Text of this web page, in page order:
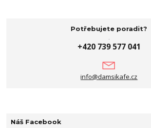
Potřebujete poradit?
+420 739 577 041
info@damsikafe.cz
Náš Facebook